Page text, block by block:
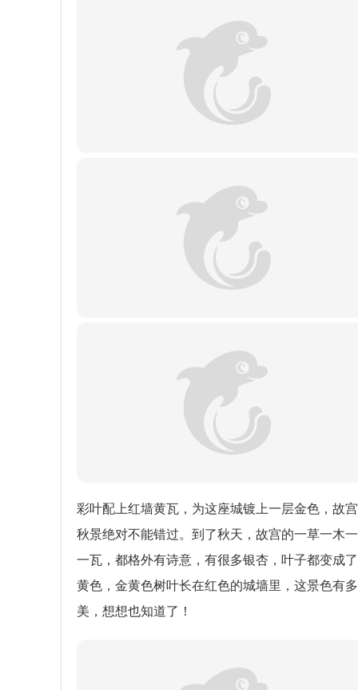
彩叶配上红墙黄瓦，为这座城镀上一层金色，故
秋景绝对不能错过。到了秋天，故宫的一草一木
一瓦，都格外有诗意，有很多银杏，叶子都变成
黄色，金黄色树叶长在红色的城墙里，这景色有多
美，想想也知道了！